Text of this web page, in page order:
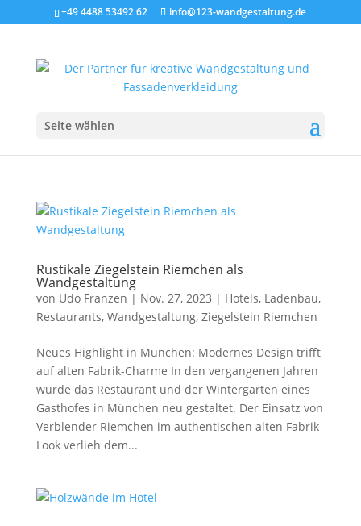
+49 4488 53492 62 info@123-wandgestaltung.de
Seite wählen
Rustikale Ziegelstein Riemchen als
Wandgestaltung
von Udo Franzen | Nov. 27, 2023 | Hotels, Ladenbau,
Restaurants, Wandgestaltung, Ziegelstein Riemchen
​Neues Highlight in München: Modernes Design trifft
auf alten Fabrik-Charme In den vergangenen Jahren
wurde das Restaurant und der Wintergarten eines
Gasthofes in München neu gestaltet. Der Einsatz von
Verblender Riemchen im authentischen alten Fabrik
Look verlieh dem...